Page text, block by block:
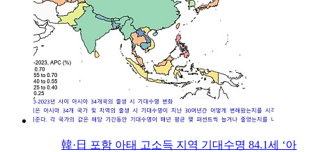
韓·日 포함 아태 고소득 지역 기대수명 84.1세 ‘아